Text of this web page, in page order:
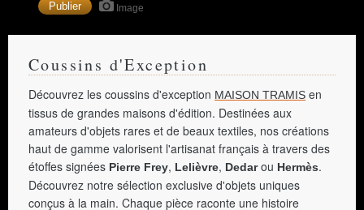
Image
Coussins d'Exception
Découvrez les coussins d'exception MAISON TRAMIS en
tissus de grandes maisons d'édition. Destinées aux
amateurs d'objets rares et de beaux textiles, nos créations
haut de gamme valorisent l'artisanat français à travers des
étoffes signées Pierre Frey, Lelièvre, Dedarou Hermès.
Découvrez notre sélection exclusive d'objets uniques
conçus à la main. Chaque pièce raconte une histoire